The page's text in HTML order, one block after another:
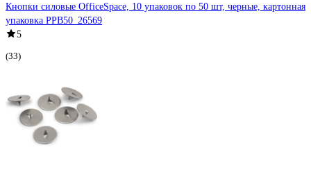
Кнопки силовые OfficeSpace, 10 упаковок по 50 шт, черные, картонная
упаковка PPB50_26569
5
(33)